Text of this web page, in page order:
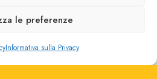
le preferenze
Informativa sulla Privacy
0